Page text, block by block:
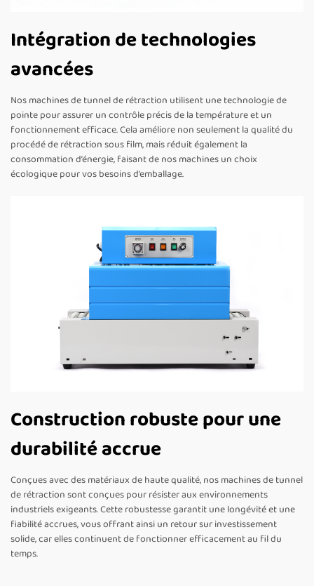
Intégration de technologies
avancées
Nos machines de tunnel de rétraction utilisent une technologie de
pointe pour assurer un contrôle précis de la température et un
fonctionnement efficace. Cela améliore non seulement la qualité du
procédé de rétraction sous film, mais réduit également la
consommation d’énergie, faisant de nos machines un choix
écologique pour vos besoins d’emballage.
Construction robuste pour une
durabilité accrue
Conçues avec des matériaux de haute qualité, nos machines de tunnel
de rétraction sont conçues pour résister aux environnements
industriels exigeants. Cette robustesse garantit une longévité et une
fiabilité accrues, vous offrant ainsi un retour sur investissement
solide, car elles continuent de fonctionner efficacement au fil du
temps.